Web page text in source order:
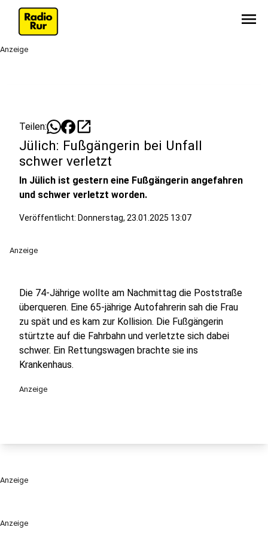
menu
Anzeige
Anzeige
Teilen: open_in_new
Jülich: Fußgängerin bei Unfall
schwer verletzt
In Jülich ist gestern eine Fußgängerin angefahren
und schwer verletzt worden.
Veröffentlicht: Donnerstag, 23.01.2025 13:07
Anzeige
Die 74-Jährige wollte am Nachmittag die Poststraße
überqueren. Eine 65-jährige Autofahrerin sah die Frau
zu spät und es kam zur Kollision. Die Fußgängerin
stürtzte auf die Fahrbahn und verletzte sich dabei
schwer. Ein Rettungswagen brachte sie ins
Krankenhaus.
Anzeige
Anzeige